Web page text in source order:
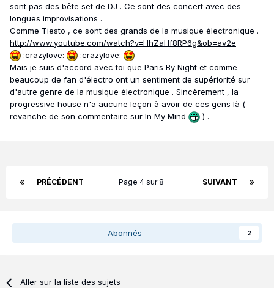
sont pas des bête set de DJ . Ce sont des concert avec des
longues improvisations .
Comme Tiesto , ce sont des grands de la musique électronique .
http://www.youtube.com/watch?v=HhZaHf8RP6g&ob=av2e
:crazylove:
:crazylove:
Mais je suis d'accord avec toi que Paris By Night et comme
beaucoup de fan d'électro ont un sentiment de supériorité sur
d'autre genre de la musique électronique . Sincèrement , la
progressive house n'a aucune leçon à avoir de ces gens là (
revanche de son commentaire sur In My Mind
) .
PRÉCÉDENT SUIVANT
Page 4 sur 8
Abonnés 2
Aller sur la liste des sujets